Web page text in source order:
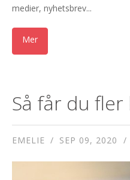
medier, nyhetsbrev...
Så får du fler
EMELIE SEP 09, 2020